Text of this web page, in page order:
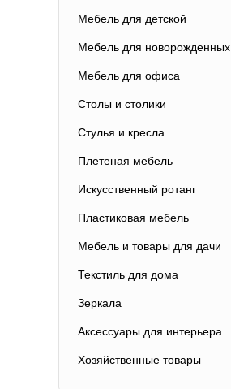
Мебель для детской
Мебель для новорожденных
Мебель для офиса
Столы и столики
Стулья и кресла
Плетеная мебель
Искусственный ротанг
Пластиковая мебель
Мебель и товары для дачи
Текстиль для дома
Зеркала
Аксессуары для интерьера
Хозяйственные товары